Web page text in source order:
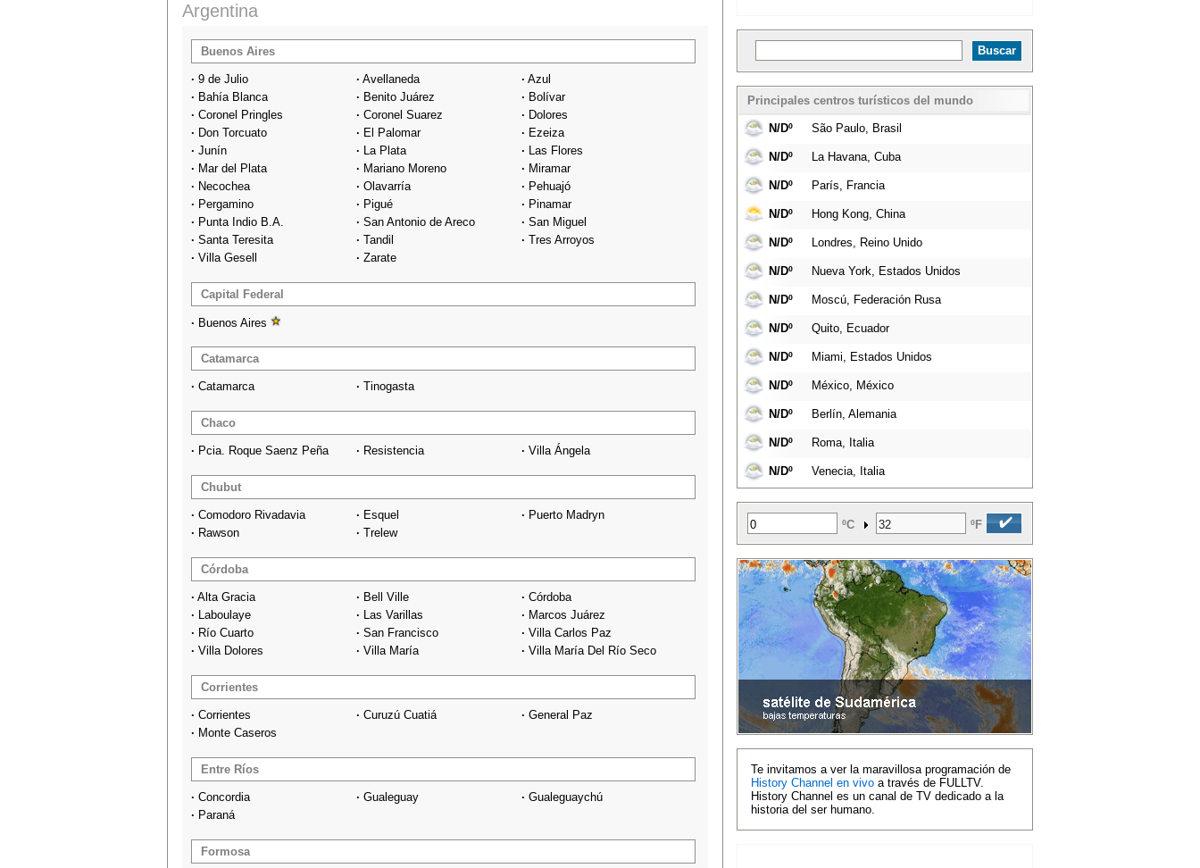
Principales centros turísticos del mundo
N/Dº São Paulo, Brasil
N/Dº La Havana, Cuba
N/Dº París, Francia
N/Dº Hong Kong, China
N/Dº Londres, Reino Unido
N/Dº Nueva York, Estados Unidos
N/Dº Moscú, Federación Rusa
N/Dº Quito, Ecuador
N/Dº Miami, Estados Unidos
N/Dº México, México
N/Dº Berlín, Alemania
N/Dº Roma, Italia
N/Dº Venecia, Italia
ºC ºF
Te invitamos a ver la maravillosa programación de
History Channel en vivo a través de FULLTV.
History Channel es un canal de TV dedicado a la
historia del ser humano.
Argentina
Buenos Aires
· 9 de Julio · Avellaneda · Azul
· Bahía Blanca · Benito Juárez · Bolívar
· Coronel Pringles · Coronel Suarez · Dolores
· Don Torcuato · El Palomar · Ezeiza
· Junín · La Plata · Las Flores
· Mar del Plata · Mariano Moreno · Miramar
· Necochea · Olavarría · Pehuajó
· Pergamino · Pigué · Pinamar
· Punta Indio B.A. · San Antonio de Areco · San Miguel
· Santa Teresita · Tandil · Tres Arroyos
· Villa Gesell · Zarate
Capital Federal
· Buenos Aires
Catamarca
· Catamarca · Tinogasta
Chaco
· Pcia. Roque Saenz Peña · Resistencia · Villa Ángela
Chubut
· Comodoro Rivadavia · Esquel · Puerto Madryn
· Rawson · Trelew
Córdoba
· Alta Gracia · Bell Ville · Córdoba
· Laboulaye · Las Varillas · Marcos Juárez
· Río Cuarto · San Francisco · Villa Carlos Paz
· Villa Dolores · Villa María · Villa María Del Río Seco
Corrientes
· Corrientes · Curuzú Cuatiá · General Paz
· Monte Caseros
Entre Ríos
· Concordia · Gualeguay · Gualeguaychú
· Paraná
Formosa